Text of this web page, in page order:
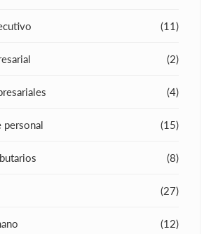
(11)
(2)
(4)
personal (15)
(8)
(27)
(12)